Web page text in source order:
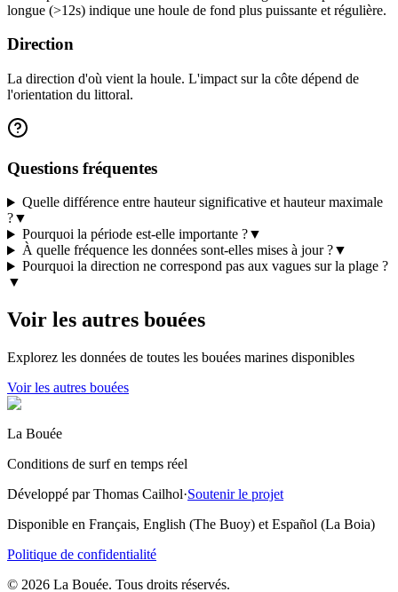
longue (>12s) indique une houle de fond plus puissante et régulière.
Direction
La direction d'où vient la houle. L'impact sur la côte dépend de
l'orientation du littoral.
Questions fréquentes
Quelle différence entre hauteur significative et hauteur maximale
?▼
Pourquoi la période est-elle importante ?▼
À quelle fréquence les données sont-elles mises à jour ?▼
Pourquoi la direction ne correspond pas aux vagues sur la plage ?
▼
Voir les autres bouées
Explorez les données de toutes les bouées marines disponibles
Voir les autres bouées
La Bouée
Conditions de surf en temps réel
Développé par Thomas Cailhol·Soutenir le projet
Disponible en Français, English (The Buoy) et Español (La Boia)
Politique de confidentialité
© 2026 La Bouée. Tous droits réservés.